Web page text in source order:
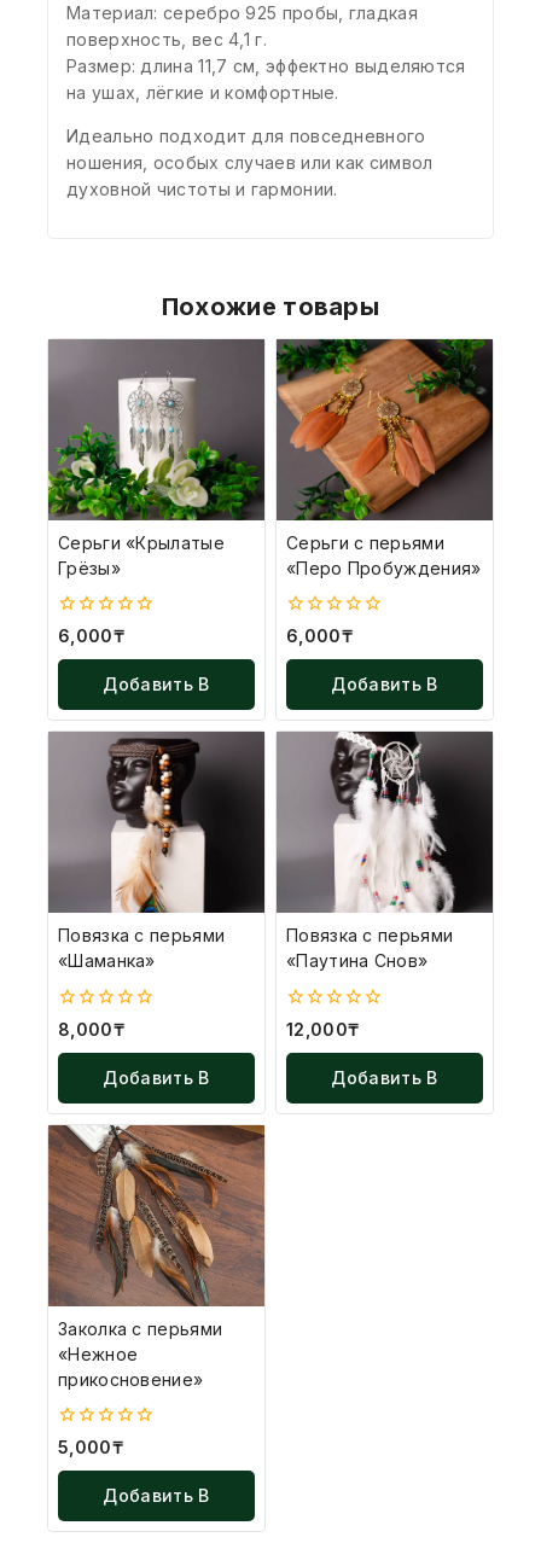
Материал: серебро 925 пробы, гладкая
поверхность, вес 4,1 г.
Размер: длина 11,7 см, эффектно выделяются
на ушах, лёгкие и комфортные.
Идеально подходит для повседневного
ношения, особых случаев или как символ
духовной чистоты и гармонии.
Похожие товары
Серьги «Крылатые
Грёзы»
0
из
5
6,000₸
Добавить В
Корзину
Серьги с перьями
«Перо Пробуждения»
0
из
5
6,000₸
Добавить В
Корзину
Повязка с перьями
«Шаманка»
0
из
5
8,000₸
Добавить В
Корзину
Повязка с перьями
«Паутина Снов»
0
из
5
12,000₸
Добавить В
Корзину
Заколка с перьями
«Нежное
прикосновение»⁣⁣⠀
0
из
5
5,000₸
Добавить В
Корзину